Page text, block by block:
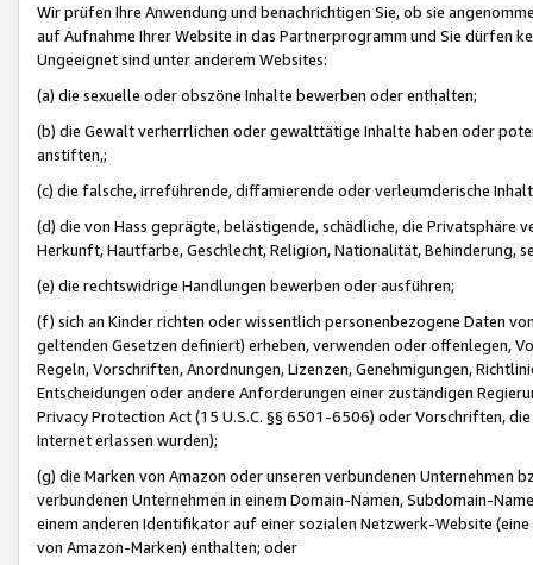
Wir prüfen Ihre Anwendung und benachrichtigen Sie, ob sie
auf Aufnahme Ihrer Website in das Partnerprogramm und Sie dürfen
Ungeeignet sind unter anderem Websites:
(a) die sexuelle oder obszöne Inhalte bewerben oder enthalten;
(b) die Gewalt verherrlichen oder gewalttätige Inhalte haben oder
anstiften,;
(c) die falsche, irreführende, diffamierende oder verleumderische
(d) die von Hass geprägte, belästigende, schädliche, die Privatsphäre
Herkunft, Hautfarbe, Geschlecht, Religion, Nationalität, Behinderung,
(e) die rechtswidrige Handlungen bewerben oder ausführen;
(f) sich an Kinder richten oder wissentlich personenbezogene Daten
geltenden Gesetzen definiert) erheben, verwenden oder offenlegen,
Regeln, Vorschriften, Anordnungen, Lizenzen, Genehmigungen,
Entscheidungen oder andere Anforderungen einer zuständigen
Privacy Protection Act (15 U.S.C. §§ 6501-6506) oder Vorschriften,
Internet erlassen wurden);
(g) die Marken von Amazon oder unseren verbundenen Unternehmen
verbundenen Unternehmen in einem Domain-Namen, Subdomain-
einem anderen Identifikator auf einer sozialen Netzwerk-Website
von Amazon-Marken) enthalten; oder